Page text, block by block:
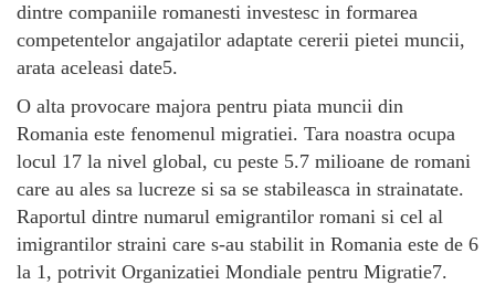
dintre companiile romanesti investesc in formarea
competentelor angajatilor adaptate cererii pietei muncii,
arata aceleasi date5.
O alta provocare majora pentru piata muncii din
Romania este fenomenul migratiei. Tara noastra ocupa
locul 17 la nivel global, cu peste 5.7 milioane de romani
care au ales sa lucreze si sa se stabileasca in strainatate.
Raportul dintre numarul emigrantilor romani si cel al
imigrantilor straini care s-au stabilit in Romania este de 6
la 1, potrivit Organizatiei Mondiale pentru Migratie7.